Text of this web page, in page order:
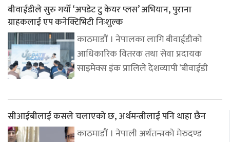
बीवाईडीले सुरु गर्यो ‘अपडेट टु केयर प्लस’ अभियान, पुराना
ग्राहकलाई एप कनेक्टिभिटी निःशुल्क
काठमाडौं । नेपालका लागि बीवाईडीको
आधिकारिक वितरक तथा सेवा प्रदायक
साइमेक्स इंक प्रालिले देशव्यापी ‘बीवाईडी
सीआईबीलाई कसले चलाएको छ, अर्थमन्त्रीलाई पनि थाहा छैन
काठमाडौं । नेपाली अर्थतन्त्रको मेरुदण्ड